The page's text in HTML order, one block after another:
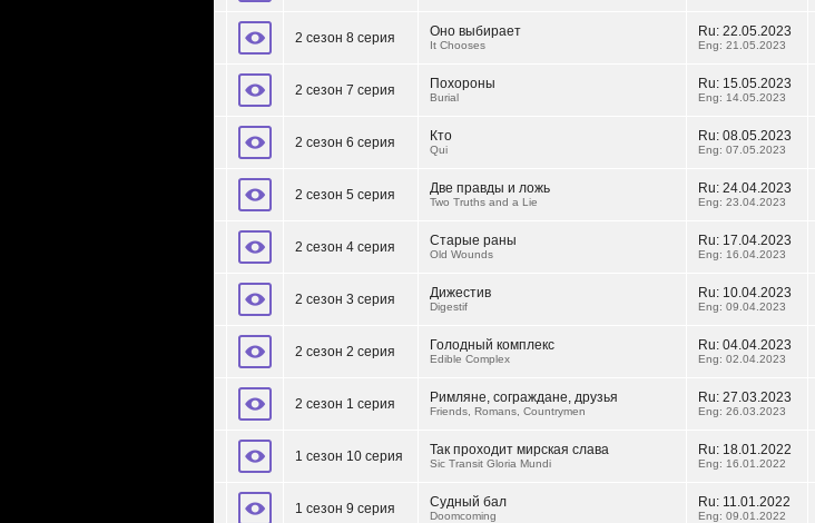
2 сезон 8 серия Оно выбирает
It Chooses
Ru: 22.05.2023
Eng: 21.05.2023
2 сезон 7 серия Похороны
Burial
Ru: 15.05.2023
Eng: 14.05.2023
2 сезон 6 серия Кто
Qui
Ru: 08.05.2023
Eng: 07.05.2023
2 сезон 5 серия Две правды и ложь
Two Truths and a Lie
Ru: 24.04.2023
Eng: 23.04.2023
2 сезон 4 серия Старые раны
Old Wounds
Ru: 17.04.2023
Eng: 16.04.2023
2 сезон 3 серия Дижестив
Digestif
Ru: 10.04.2023
Eng: 09.04.2023
2 сезон 2 серия Голодный комплекс
Edible Complex
Ru: 04.04.2023
Eng: 02.04.2023
2 сезон 1 серия Римляне, сограждане, друзья
Friends, Romans, Countrymen
Ru: 27.03.2023
Eng: 26.03.2023
1 сезон 10 серия Так проходит мирская слава
Sic Transit Gloria Mundi
Ru: 18.01.2022
Eng: 16.01.2022
1 сезон 9 серия Судный бал
Doomcoming
Ru: 11.01.2022
Eng: 09.01.2022